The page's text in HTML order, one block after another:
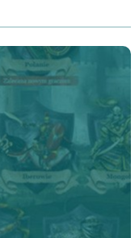
szeregów,
więcej uwagi,
w tej
zajęcie.
w unikalny
w formacje tak,